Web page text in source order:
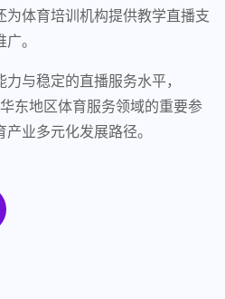
为体育培训机构提供教学直播支
。
与稳定的直播服务水平，
东地区体育服务领域的重要参
业多元化发展路径。